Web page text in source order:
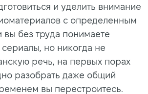
и уделить внимание
с определенным
вы без труда понимаете
но никогда не
речь, на первых порах
разобрать даже общий
вы перестроитесь.